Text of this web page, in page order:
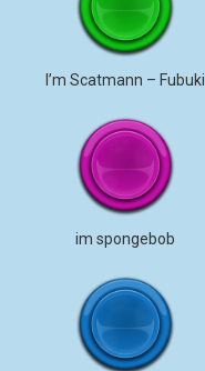
I’m Scatmann – Fubuki
im spongebob